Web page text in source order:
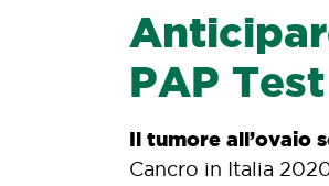
PAP Test
Il tumore all’ovaio
Cancro in Italia